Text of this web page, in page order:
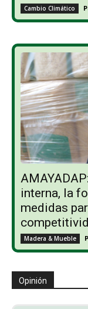
Cambio Climático
interna, la
medidas
Madera & Mueble
Opinión